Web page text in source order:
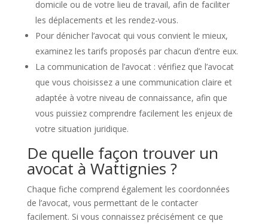
domicile ou de votre lieu de travail, afin de faciliter
les déplacements et les rendez-vous.
Pour dénicher l’avocat qui vous convient le mieux,
examinez les tarifs proposés par chacun d’entre eux.
La communication de l’avocat : vérifiez que l’avocat
que vous choisissez a une communication claire et
adaptée à votre niveau de connaissance, afin que
vous puissiez comprendre facilement les enjeux de
votre situation juridique.
De quelle façon trouver un
avocat à Wattignies ?
Chaque fiche comprend également les coordonnées
de l’avocat, vous permettant de le contacter
facilement. Si vous connaissez précisément ce que